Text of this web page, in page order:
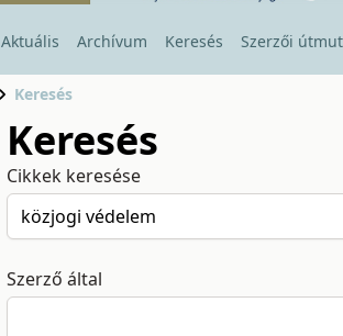
Aktuális Archívum Keresés Szerzői
Keresés
Keresés
Cikkek keresése
Szerző által